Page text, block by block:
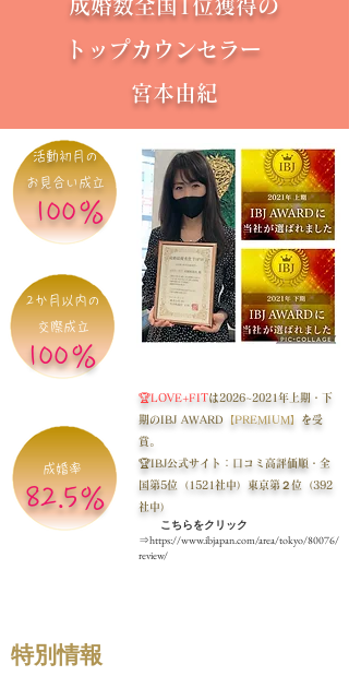
成婚数全国1位獲得の
トップカウンセラー
宮本由紀
活動初月の
お見合い成立
100％
2か月以内の
交際成立
100％
成婚率​
82.5％​
🏆LOVE+FITは2026~2021年上期・下
期のIBJ AWARD 【PREMIUM】 を受
賞。
🏆IBJ公式サイト：口コミ高評価順・全
国第5位（1521社中）東京第２位（392
社中）
こちらをクリック
⇒https://www.ibjapan.com/area/tokyo/80076/
review/
特別情報